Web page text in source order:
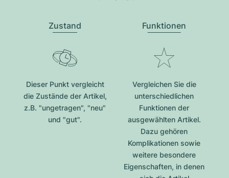
Zustand
Dieser Punkt vergleicht
die Zustände der Artikel,
z.B. "ungetragen", "neu"
und "gut".
Funktionen
Vergleichen Sie die
unterschiedlichen
Funktionen der
ausgewählten Artikel.
Dazu gehören
Komplikationen sowie
weitere besondere
Eigenschaften, in denen